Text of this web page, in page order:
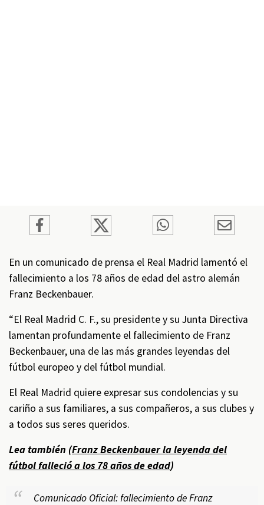
En un comunicado de prensa el Real Madrid lamentó el
fallecimiento a los 78 años de edad del astro alemán
Franz Beckenbauer.
“El Real Madrid C. F., su presidente y su Junta Directiva
lamentan profundamente el fallecimiento de Franz
Beckenbauer, una de las más grandes leyendas del
fútbol europeo y del fútbol mundial.
El Real Madrid quiere expresar sus condolencias y su
cariño a sus familiares, a sus compañeros, a sus clubes y
a todos sus seres queridos.
Lea también (Franz Beckenbauer la leyenda del
fútbol falleció a los 78 años de edad)
Comunicado Oficial: fallecimiento de Franz